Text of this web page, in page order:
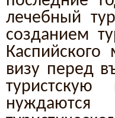
лечебный
созданием
визу перед